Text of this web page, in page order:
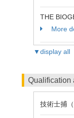
THE
More
▼display all
Qualification
技術士捕（